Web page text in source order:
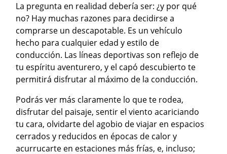
La pregunta en realidad debería ser: ¿y por qué
no? Hay muchas razones para decidirse a
comprarse un descapotable. Es un vehículo
hecho para cualquier edad y estilo de
conducción. Las líneas deportivas son reflejo de
tu espíritu aventurero, y el capó descubierto te
permitirá disfrutar al máximo de la conducción.
Podrás ver más claramente lo que te rodea,
disfrutar del paisaje, sentir el viento acariciando
tu cara, olvidarte del agobio de viajar en espacios
cerrados y reducidos en épocas de calor y
acurrucarte en estaciones más frías, e, incluso;